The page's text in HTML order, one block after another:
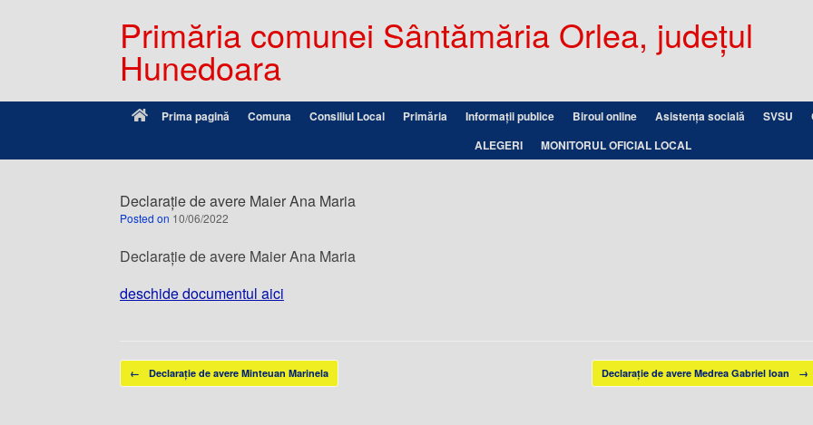
Primăria comunei Sântămăria Orlea, județul
Hunedoara
Prima pagină Comuna Consiliul Local Primăria Informații publice Biroul online Asistența socială SVSU
ALEGERI
MONITORUL OFICIAL LOCAL
Declarație de avere Maier Ana Maria
Posted on 10/06/2022
Declarație de avere Maier Ana Maria
deschide documentul aici
Post navigation
← Declarație de avere Minteuan Marinela Declarație de avere Medrea Gabriel Ioan →